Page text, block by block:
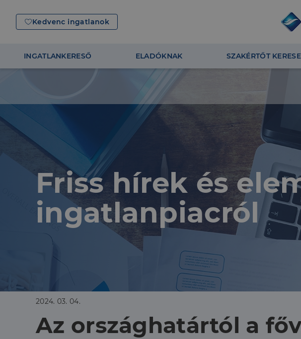
Kedvenc ingatlanok
INGATLANKERESŐ ELADÓKNAK SZAKÉRTŐT
Friss hírek és
ingatlanpiacról
2024. 03. 04.
Az országhatártól a